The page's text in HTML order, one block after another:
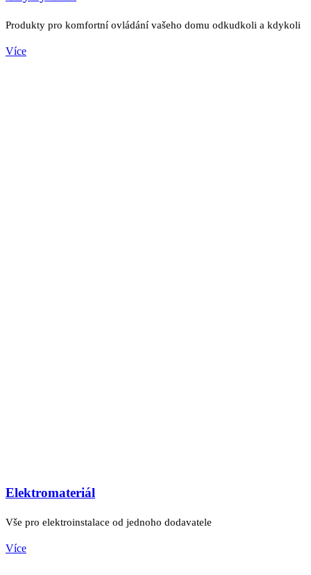
Produkty pro komfortní ovládání vašeho domu odkudkoli a kdykoli
Více
Elektromateriál
Vše pro elektroinstalace od jednoho dodavatele
Více